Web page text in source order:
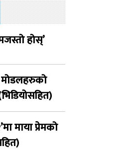
होस्’
माया प्रेमको